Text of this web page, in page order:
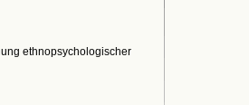
ethnopsychologischer